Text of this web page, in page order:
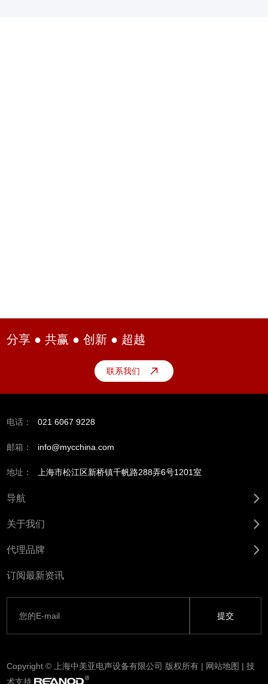
分享 ● 共赢 ● 创新 ● 超越
联系我们
电话： 021 6067 9228
邮箱： info@mycchina.com
地址： 上海市松江区新桥镇千帆路288弄6号1201室
导航
关于我们
代理品牌
订阅最新资讯
Copyright © 上海中美亚电声设备有限公司 版权所有 | 网站地图 | 技
术支持